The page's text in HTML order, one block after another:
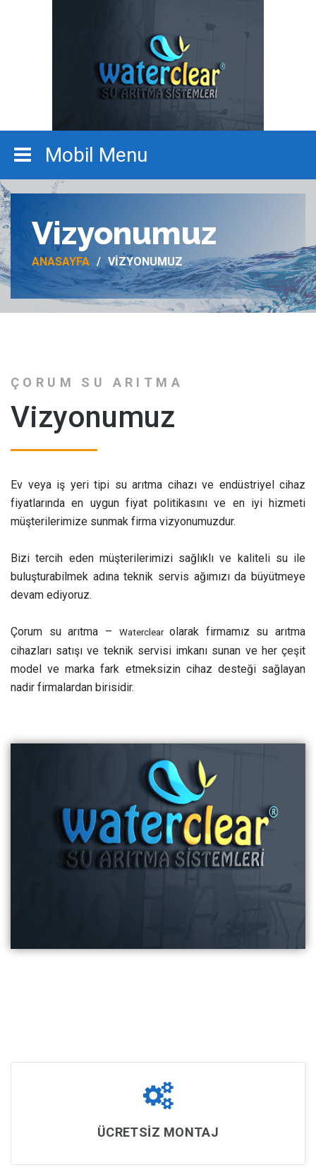
Vizyonumuz
ANASAYFA VIZYONUMUZ
ÇORUM SU ARITMA
Vizyonumuz
Ev veya iş yeri tipi su arıtma cihazı ve endüstriyel cihaz
fiyatlarında en uygun fiyat politikasını ve en iyi hizmeti
müşterilerimize sunmak firma vizyonumuzdur.
Bizi tercih eden müşterilerimizi sağlıklı ve kaliteli su ile
buluşturabilmek adına teknik servis ağımızı da büyütmeye
devam ediyoruz.
Çorum su arıtma – Waterclearolarak firmamız su arıtma
cihazları satışı ve teknik servisi imkanı sunan ve her çeşit
model ve marka fark etmeksizin cihaz desteği sağlayan
nadir firmalardan birisidir.
ÜCRETSİZ MONTAJ